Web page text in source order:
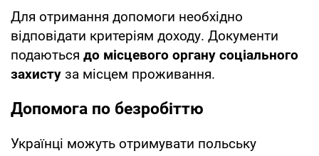
Для отримання допомоги необхідно
відповідати критеріям доходу. Документи
подаються до місцевого органу соціального
захисту за місцем проживання.
Допомога по безробіттю
Українці можуть отримувати польську